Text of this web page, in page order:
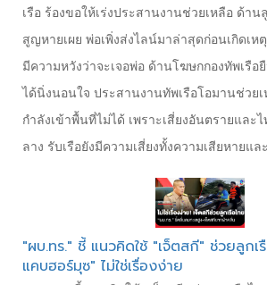
เรือ ร้องขอให้เร่งประสานงานช่วยเหลือ ด้า
สูญหายเผย พ่อเพิ่งส่งไลน์มาล่าสุดก่อนเกิดเห
มีความหวังว่าจะเจอพ่อ ด้านโฆษกกองทัพเรือ
ได้นิ่งนอนใจ ประสานงานทัพเรือโอมานช่วยเ
กำลังเข้าพื้นที่ไม่ได้ เพราะเสี่ยงอันตรายและ
ลาง รับเรือยังมีความเสี่ยงทั้งความเสียหายแ
"ผบ.ทร." ชี้ แนวคิดใช้ "เจ็ตสกี" ช่วยลูกเ
แคบฮอร์มุซ" ไม่ใช่เรื่องง่าย